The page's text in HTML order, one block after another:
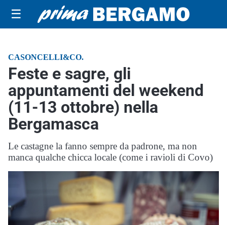
☰
CASONCELLI&CO.
Feste e sagre, gli
appuntamenti del weekend
(11-13 ottobre) nella
Bergamasca
Le castagne la fanno sempre da padrone, ma non
manca qualche chicca locale (come i ravioli di Covo)